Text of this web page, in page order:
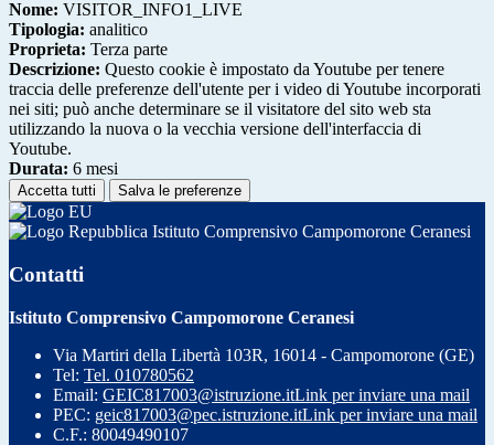
Nome: VISITOR_INFO1_LIVE
Tipologia: analitico
Proprieta: Terza parte
Descrizione: Questo cookie è impostato da Youtube per tenere
traccia delle preferenze dell'utente per i video di Youtube incorporati
nei siti; può anche determinare se il visitatore del sito web sta
utilizzando la nuova o la vecchia versione dell'interfaccia di
Youtube.
Durata: 6 mesi
Accetta tutti Salva le preferenze
Istituto Comprensivo Campomorone Ceranesi
Contatti
Istituto Comprensivo Campomorone Ceranesi
Via Martiri della Libertà 103R, 16014 - Campomorone (GE)
Tel: Tel. 010780562
Email: GEIC817003@istruzione.itLink per inviare una mail
PEC: geic817003@pec.istruzione.itLink per inviare una mail
C.F.: 80049490107